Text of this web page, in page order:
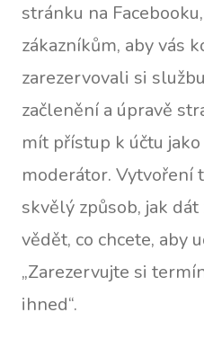
stránku na
zákazníkům, aby vás
zarezervovali si
začlenění a úpravě
mít přístup k účtu
moderátor. Vytvoření
skvělý způsob, jak
vědět, co chcete, aby
„Zarezervujte si
ihned“.